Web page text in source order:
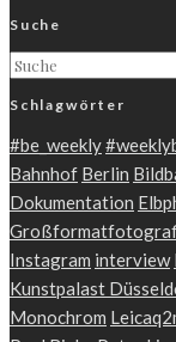
Suche
Schlagwörter
#be_weekly
Bahnhof Berlin
Dokumentation
Instagram interview
Kunstpalast
Monochrom